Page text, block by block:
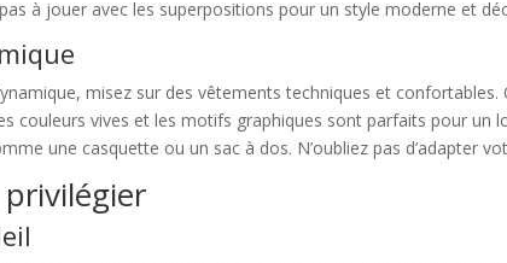
à jouer avec les superpositions pour un style moderne et
misez sur des vêtements techniques et
couleurs vives et les motifs graphiques sont parfaits pour
une casquette ou un sac à dos. N’oubliez pas d’adapter
privilégier